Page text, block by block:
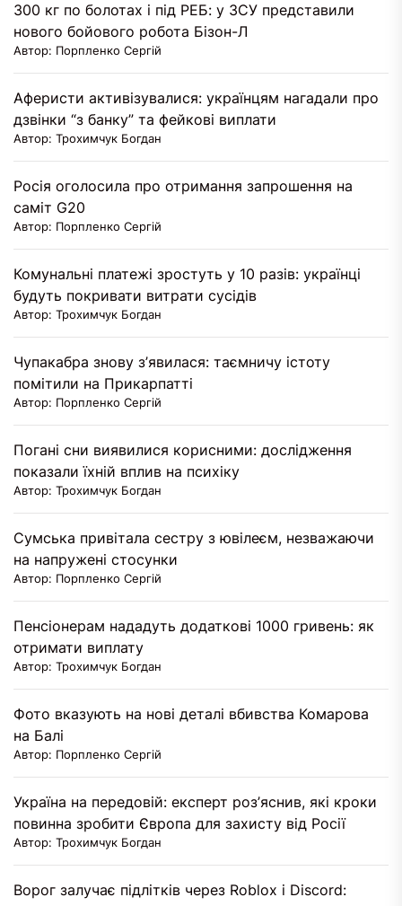
300 кг по болотах і під РЕБ: у ЗСУ представили
нового бойового робота Бізон-Л
Автор: Порпленко Сергій
Аферисти активізувалися: українцям нагадали про
дзвінки “з банку” та фейкові виплати
Автор: Трохимчук Богдан
Росія оголосила про отримання запрошення на
саміт G20
Автор: Порпленко Сергій
Комунальні платежі зростуть у 10 разів: українці
будуть покривати витрати сусідів
Автор: Трохимчук Богдан
Чупакабра знову з’явилася: таємничу істоту
помітили на Прикарпатті
Автор: Порпленко Сергій
Погані сни виявилися корисними: дослідження
показали їхній вплив на психіку
Автор: Трохимчук Богдан
Сумська привітала сестру з ювілеєм, незважаючи
на напружені стосунки
Автор: Порпленко Сергій
Пенсіонерам нададуть додаткові 1000 гривень: як
отримати виплату
Автор: Трохимчук Богдан
Фото вказують на нові деталі вбивства Комарова
на Балі
Автор: Порпленко Сергій
Україна на передовій: експерт роз’яснив, які кроки
повинна зробити Європа для захисту від Росії
Автор: Трохимчук Богдан
Ворог залучає підлітків через Roblox і Discord: